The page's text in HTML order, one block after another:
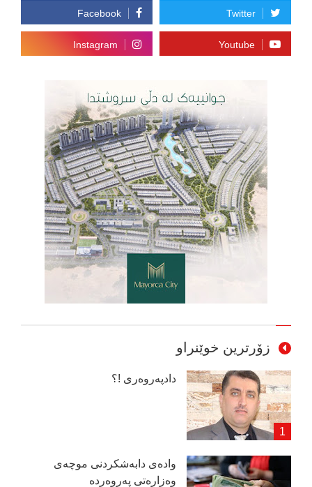
زۆرترین خوێنراو
دادپەروەری !؟
وادەی دابەشكردنی موچەی
وەزارەتی پەروەردە